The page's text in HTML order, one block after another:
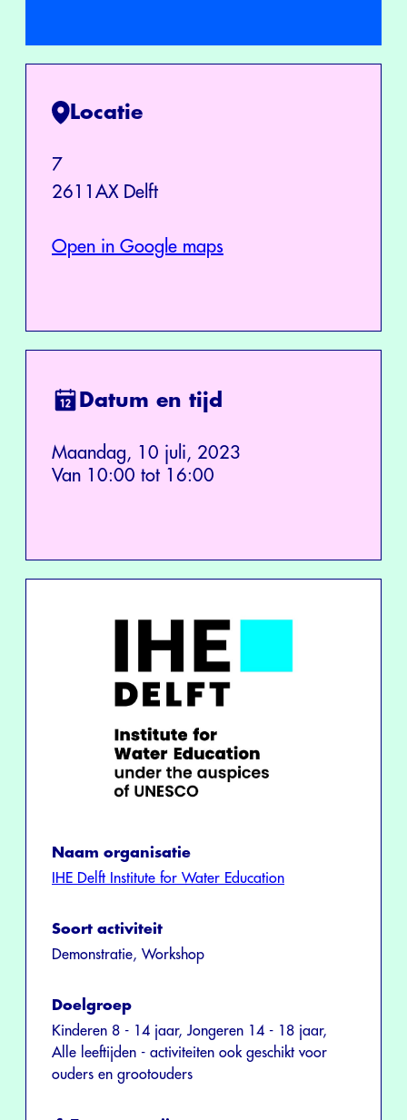
Locatie
7
2611AX Delft
Open in Google maps
Datum en tijd
Maandag, 10 juli, 2023
Van 10:00 tot 16:00
Naam organisatie
IHE Delft Institute for Water Education
Soort activiteit
Demonstratie, Workshop
Doelgroep
Kinderen 8 - 14 jaar, Jongeren 14 - 18 jaar,
Alle leeftijden - activiteiten ook geschikt voor
ouders en grootouders